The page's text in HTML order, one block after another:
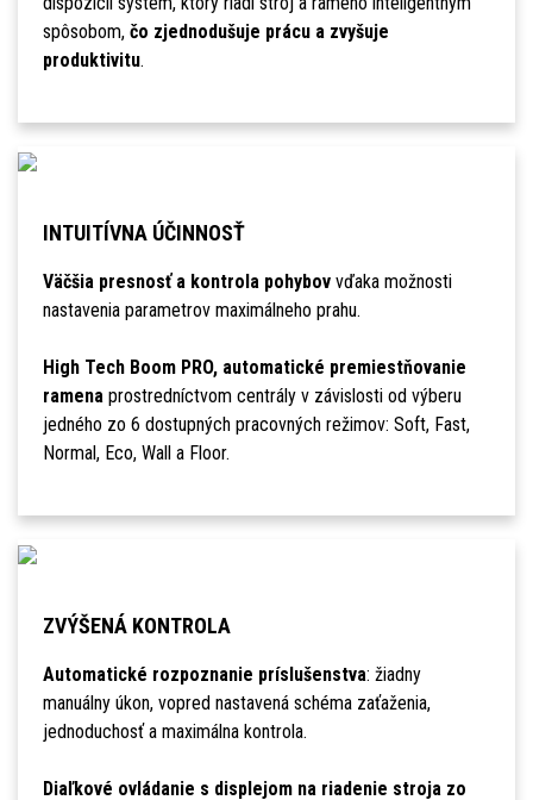
spôsobom, čo zjednodušuje prácu a zvyšuje
produktivitu.
INTUITÍVNA ÚČINNOSŤ
Väčšia presnosť a kontrola pohybovvďaka možnosti
nastavenia parametrov maximálneho prahu.
High Tech Boom PRO, automatické premiestňovanie
ramenaprostredníctvom centrály v závislosti od výberu
jedného zo 6 dostupných pracovných režimov: Soft, Fast,
Normal, Eco, Wall a Floor.
ZVÝŠENÁ KONTROLA
Automatické rozpoznanie príslušenstva: žiadny
manuálny úkon, vopred nastavená schéma zaťaženia,
jednoduchosť a maximálna kontrola.
Diaľkové ovládanie s displejom na riadenie stroja zo